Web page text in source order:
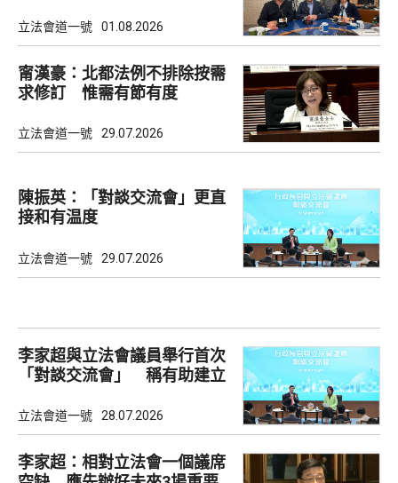
立法會道一號 01.08.2026
甯漢豪：北都法例不排除按需
求修訂 惟需有節有度
立法會道一號 29.07.2026
陳振英：「對談交流會」更直
接和有温度
立法會道一號 29.07.2026
李家超與立法會議員舉行首次
「對談交流會」 稱有助建立
立法會道一號 28.07.2026
李家超：相對立法會一個議席